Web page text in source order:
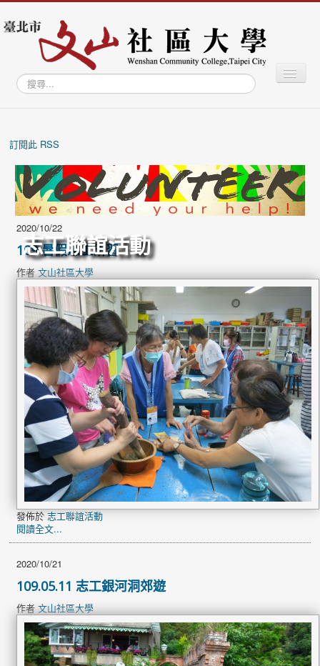
搜
尋...
切
換
學習專區
學員專區
教師專區
文山學資訊網
文山智庫
文山藝廊
訂閱此 RSS
志工聯誼活動
2020/10/22
109 暑假志工研習
作者文山社區大學
發佈於 志工聯誼活動
閱讀全文...
2020/10/21
109.05.11 志工銀河洞郊遊
作者文山社區大學